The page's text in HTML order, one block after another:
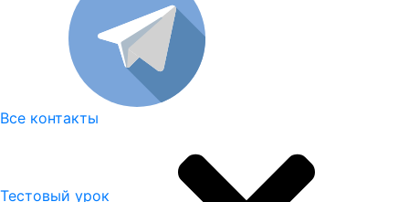
Все контакты
Тестовый урок